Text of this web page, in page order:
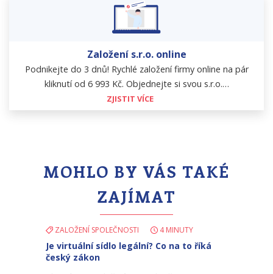
Založení s.r.o. online
Podnikejte do 3 dnů! Rychlé založení firmy online na pár
kliknutí od 6 993 Kč. Objednejte si svou s.r.o.…
ZJISTIT VÍCE
MOHLO BY VÁS TAKÉ
ZAJÍMAT
ZALOŽENÍ SPOLEČNOSTI 4 MINUTY
Je virtuální sídlo legální? Co na to říká
český zákon